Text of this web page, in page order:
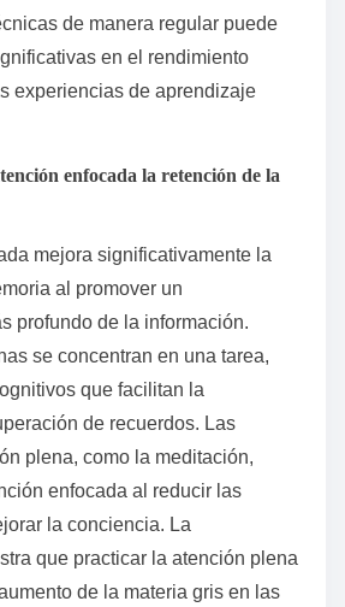
de manera regular puede
en el rendimiento
experiencias de aprendizaje
enfocada la retención de la
mejora significativamente la
al promover un
profundo de la información.
se concentran en una tarea,
que facilitan la
de recuerdos. Las
plena, como la meditación,
enfocada al reducir las
la conciencia. La
que practicar la atención plena
de la materia gris en las